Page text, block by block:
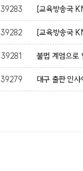
39283
39282
39281
39279 대구 출판 인사